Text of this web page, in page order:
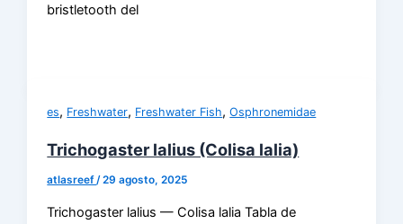
bristletooth del
es, Freshwater, Freshwater Fish,Osphronemidae
Trichogaster lalius (Colisa lalia)
atlasreef/29 agosto, 2025
Trichogaster lalius — Colisa lalia Tabla de